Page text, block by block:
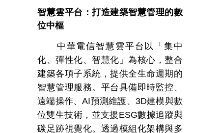
智慧雲平台：打造建築智慧管理的數
位中樞
中華電信智慧雲平台以「集中
化、彈性化、智慧化」為核心，整合
建築各項子系統，提供全生命週期的
智慧管理服務。平台具備即時監控、
遠端操作、AI預測維護、 3D建模與數
位雙生技術，並支援ESG數據追蹤與
碳足跡視覺化。透過模組化架構與多